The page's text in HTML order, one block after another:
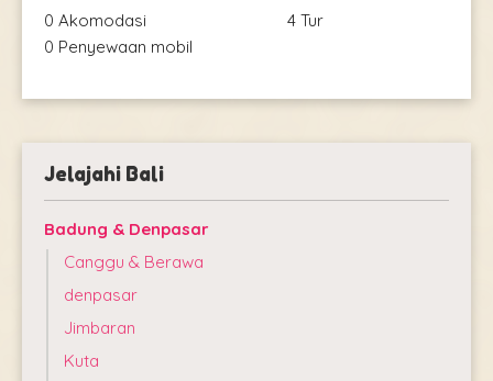
0 Akomodasi
4 Tur
0 Penyewaan mobil
Jelajahi Bali
Badung & Denpasar
Canggu & Berawa
denpasar
Jimbaran
Kuta